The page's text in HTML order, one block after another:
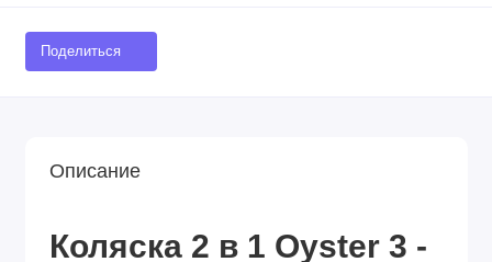
Поделиться
Описание
Коляска 2 в 1 Oyster 3 -